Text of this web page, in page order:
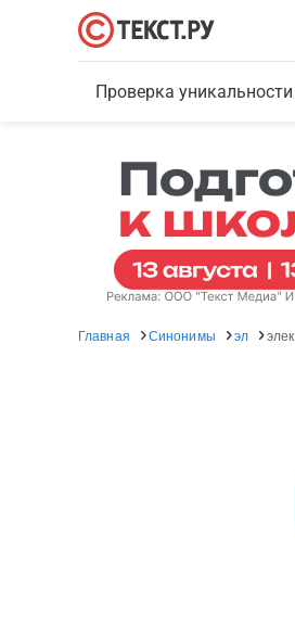
Проверка уникальности
Главная Синонимы эл